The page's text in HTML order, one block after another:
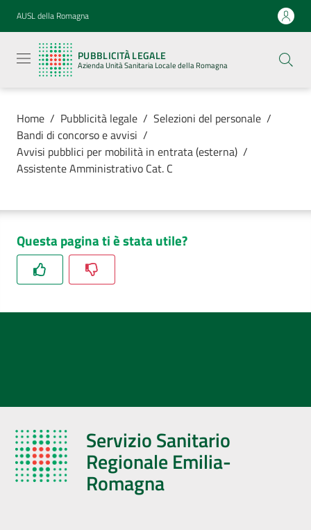
Vai al contenuto
Vai alla navigazione
Vai al footer
AUSL della Romagna
PUBBLICITÀ LEGALE
Azienda Unità Sanitaria Locale della Romagna
legale
Azienda
Unità
Locale della
Luoghi di
cura
Home / Pubblicità legale / Selezioni del personale /
Bandi di concorso e avvisi /
Avvisi pubblici per mobilità in entrata (esterna) /
Assistente Amministrativo Cat. C
Questa pagina ti è stata utile?
Servizio Sanitario
Regionale Emilia-
Romagna